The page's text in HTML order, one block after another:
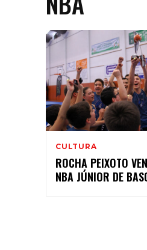
CULTURA
ROCHA PEIXOTO
NBA JÚNIOR DE